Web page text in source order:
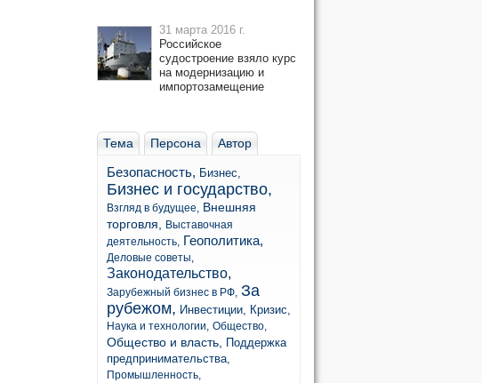
31 марта 2016 г.
Российское
судостроение взяло курс
на модернизацию и
импортозамещение
Тема Персона Автор
Безопасность, Бизнес,
Бизнес и государство,
Взгляд в будущее, Внешняя
торговля,
Выставочная
деятельность, Геополитика,
Деловые советы,
Законодательство,
Зарубежный бизнес в РФ, За
рубежом, Инвестиции, Кризис,
Наука и технологии, Общество,
Общество и власть,
Поддержка
предпринимательства,
Промышленность,